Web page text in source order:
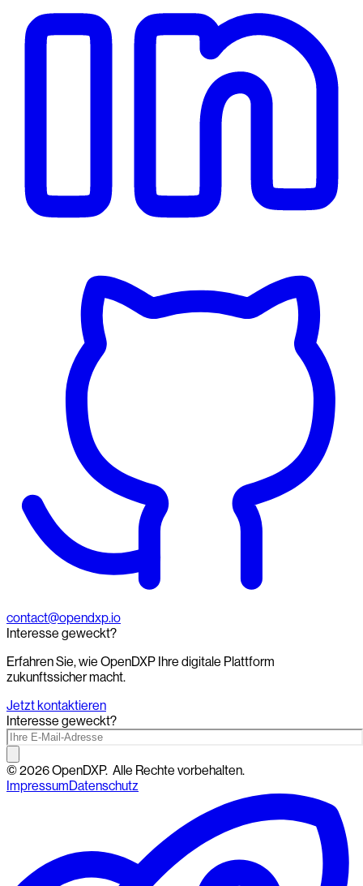
contact@opendxp.io
Interesse geweckt?
Erfahren Sie, wie OpenDXP Ihre digitale Plattform
zukunftssicher macht.
Jetzt kontaktieren
Interesse geweckt?
©2026OpenDXP. Alle Rechte vorbehalten.
ImpressumDatenschutz